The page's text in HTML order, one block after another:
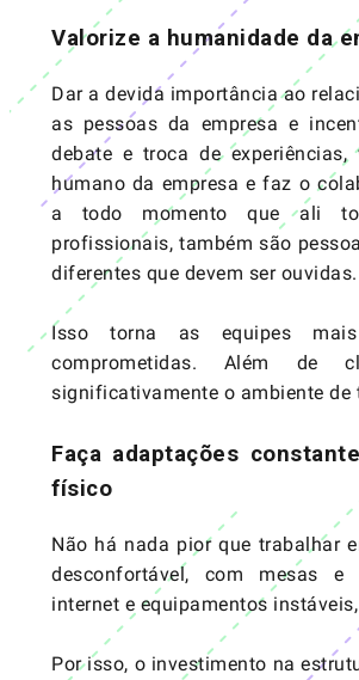
Valorize a humanidade da
Dar a devida importância ao
as pessoas da empresa e
debate e troca de
humano da empresa e faz o
a todo momento que ali
profissionais, também são
diferentes que devem ser ouvidas.
Isso torna as equipes
comprometidas. Além de
significativamente o ambiente de
Faça adaptações
físico
Não há nada pior que trabalhar
desconfortável, com mesas e
internet e equipamentos
Por isso, o investimento na